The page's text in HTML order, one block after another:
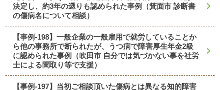
決定し、約3年の遡りも認められた事例（箕面市 診断書
の傷病名について相談）
【事例-198】一般企業の一般雇用で就労していることか
ら他の事務所で断られたが、うつ病で障害厚生年金2級
に認められた事例（吹田市 自分では気づかない事を社労
士による聞取り等で支援）
【事例-197】当初ご相談頂いた傷病とは異なる知的障害